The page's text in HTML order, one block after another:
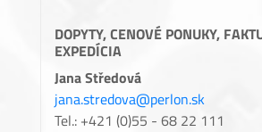
DOPYTY, CENOVÉ PONUKY,
EXPEDÍCIA
Jana Středová
jana.stredova@perlon.sk
Tel.: +421 (0)55 - 68 22 111